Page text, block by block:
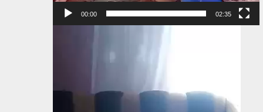
00:00 02:35